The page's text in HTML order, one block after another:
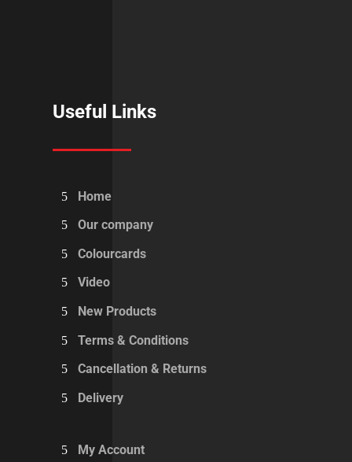
Useful Links
Home
Our company
Colourcards
Video
New Products
Terms & Conditions
Cancellation & Returns
Delivery
My Account